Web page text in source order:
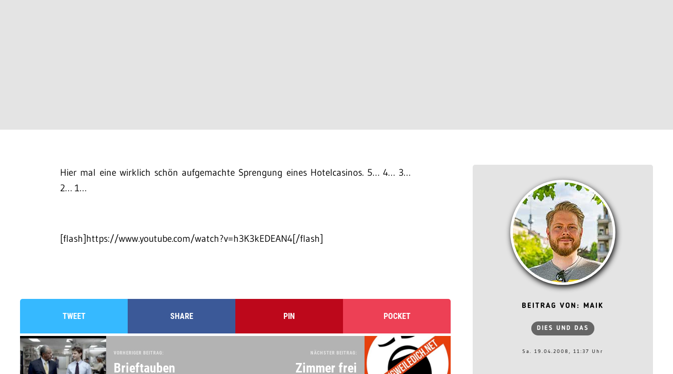
Hier mal eine wirklich schön aufgemachte Sprengung eines Hotelcasinos. 5… 4… 3…
2… 1…
[flash]https://www.youtube.com/watch?v=h3K3kEDEAN4[/flash]
TWEET SHARE PIN POCKET
VORHERIGER BEITRAG:
Brieftauben
NÄCHSTER BEITRAG:
Zimmer frei
BEITRAG VON: MAIK
DIES UND DAS
Sa. 19.04.2008, 11:37 Uhr